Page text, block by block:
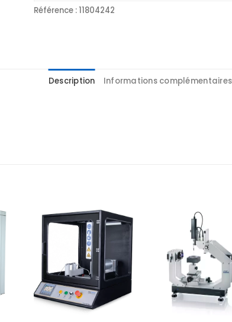
Référence :11804242
Description Informations complémentaires
Ajouter
à la liste
d’envies
à la